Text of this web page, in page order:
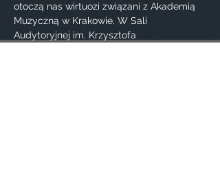
otoczą nas wirtuozi związani z Akademią
Muzyczną w Krakowie. W Sali
Audytoryjnej im. Krzysztofa